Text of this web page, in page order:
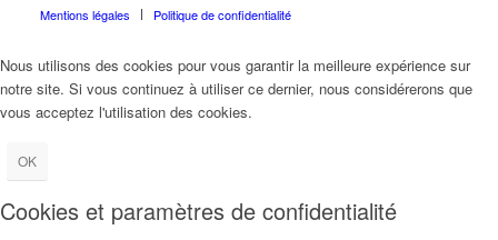
Mentions légales
Politique de confidentialité
Nous utilisons des cookies pour vous garantir la meilleure expérience sur
notre site. Si vous continuez à utiliser ce dernier, nous considérerons que
vous acceptez l'utilisation des cookies.
OK
Cookies et paramètres de confidentialité